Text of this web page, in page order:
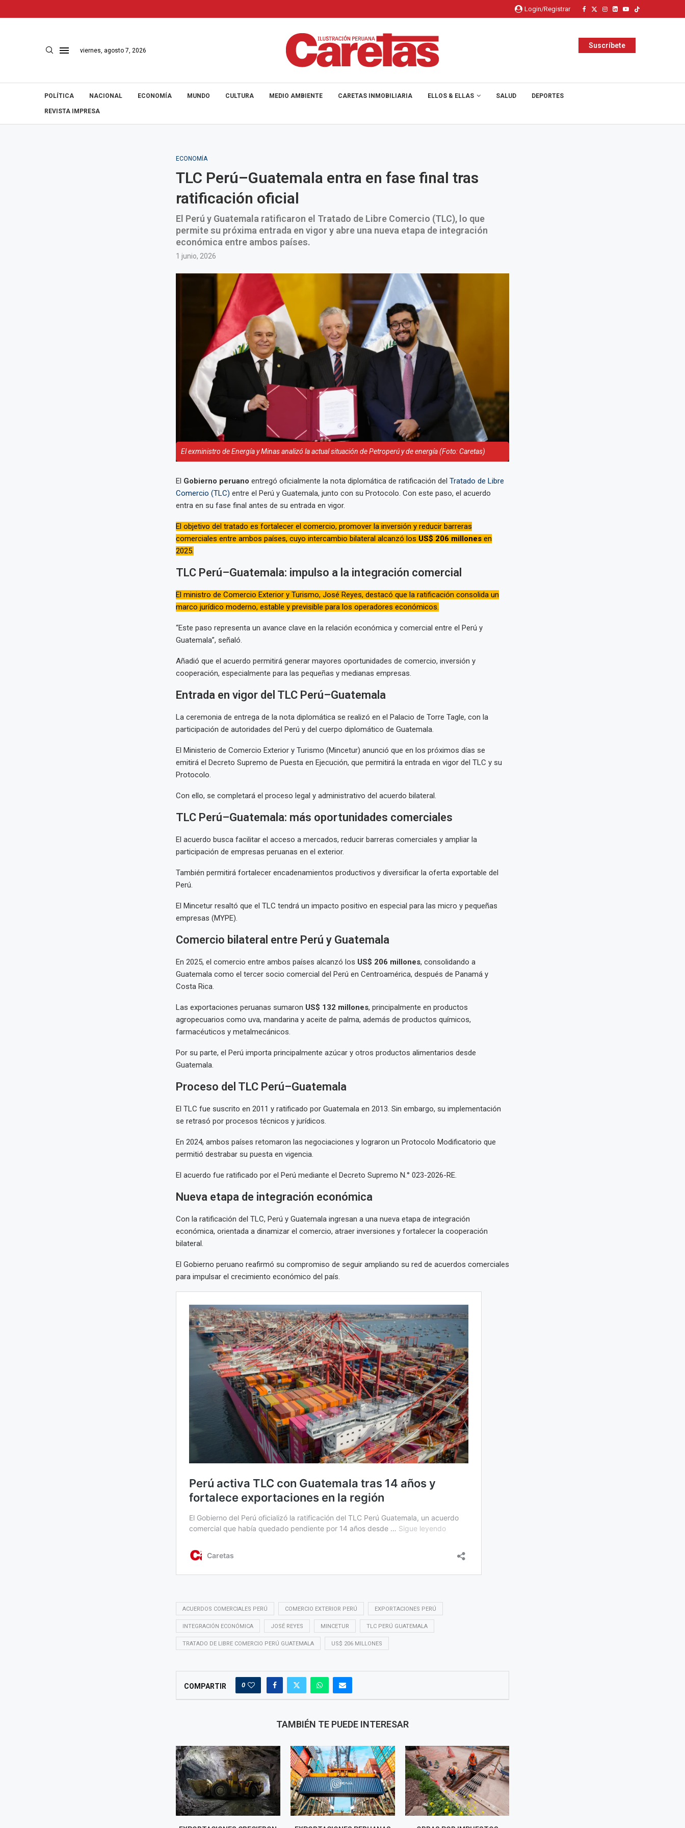
Login/Registrar
viernes, agosto 7, 2026
Suscríbete
POLÍTICA NACIONAL ECONOMÍA MUNDO CULTURA MEDIO AMBIENTE CARETAS INMOBILIARIA ELLOS & ELLAS SALUD DEPORTES
REVISTA IMPRESA
ECONOMÍA
TLC Perú–Guatemala entra en fase final tras
ratificación oficial
El Perú y Guatemala ratificaron el Tratado de Libre Comercio (TLC), lo que
permite su próxima entrada en vigor y abre una nueva etapa de integración
económica entre ambos países.
1 junio, 2026
El exministro de Energía y Minas analizó la actual situación de Petroperú y de energía (Foto: Caretas)
El Gobierno peruano entregó oficialmente la nota diplomática de ratificación del Tratado de Libre
Comercio (TLC) entre el Perú y Guatemala, junto con su Protocolo. Con este paso, el acuerdo
entra en su fase final antes de su entrada en vigor.
El objetivo del tratado es fortalecer el comercio, promover la inversión y reducir barreras
comerciales entre ambos países, cuyo intercambio bilateral alcanzó los US$ 206 millonesen
2025.
TLC Perú–Guatemala: impulso a la integración comercial
El ministro de Comercio Exterior y Turismo, José Reyes, destacó que la ratificación consolida un
marco jurídico moderno, estable y previsible para los operadores económicos.
“Este paso representa un avance clave en la relación económica y comercial entre el Perú y
Guatemala”, señaló.
Añadió que el acuerdo permitirá generar mayores oportunidades de comercio, inversión y
cooperación, especialmente para las pequeñas y medianas empresas.
Entrada en vigor del TLC Perú–Guatemala
La ceremonia de entrega de la nota diplomática se realizó en el Palacio de Torre Tagle, con la
participación de autoridades del Perú y del cuerpo diplomático de Guatemala.
El Ministerio de Comercio Exterior y Turismo (Mincetur) anunció que en los próximos días se
emitirá el Decreto Supremo de Puesta en Ejecución, que permitirá la entrada en vigor del TLC y su
Protocolo.
Con ello, se completará el proceso legal y administrativo del acuerdo bilateral.
TLC Perú–Guatemala: más oportunidades comerciales
El acuerdo busca facilitar el acceso a mercados, reducir barreras comerciales y ampliar la
participación de empresas peruanas en el exterior.
También permitirá fortalecer encadenamientos productivos y diversificar la oferta exportable del
Perú.
El Mincetur resaltó que el TLC tendrá un impacto positivo en especial para las micro y pequeñas
empresas (MYPE).
Comercio bilateral entre Perú y Guatemala
En 2025, el comercio entre ambos países alcanzó los US$ 206 millones, consolidando a
Guatemala como el tercer socio comercial del Perú en Centroamérica, después de Panamá y
Costa Rica.
Las exportaciones peruanas sumaron US$ 132 millones, principalmente en productos
agropecuarios como uva, mandarina y aceite de palma, además de productos químicos,
farmacéuticos y metalmecánicos.
Por su parte, el Perú importa principalmente azúcar y otros productos alimentarios desde
Guatemala.
Proceso del TLC Perú–Guatemala
El TLC fue suscrito en 2011 y ratificado por Guatemala en 2013. Sin embargo, su implementación
se retrasó por procesos técnicos y jurídicos.
En 2024, ambos países retomaron las negociaciones y lograron un Protocolo Modificatorio que
permitió destrabar su puesta en vigencia.
El acuerdo fue ratificado por el Perú mediante el Decreto Supremo N.° 023-2026-RE.
Nueva etapa de integración económica
Con la ratificación del TLC, Perú y Guatemala ingresan a una nueva etapa de integración
económica, orientada a dinamizar el comercio, atraer inversiones y fortalecer la cooperación
bilateral.
El Gobierno peruano reafirmó su compromiso de seguir ampliando su red de acuerdos comerciales
para impulsar el crecimiento económico del país.
ACUERDOS COMERCIALES PERÚ COMERCIO EXTERIOR PERÚ EXPORTACIONES PERÚ
INTEGRACIÓN ECONÓMICA JOSÉ REYES MINCETUR TLC PERÚ GUATEMALA
TRATADO DE LIBRE COMERCIO PERÚ GUATEMALA US$ 206 MILLONES
COMPARTIR 0
TAMBIÉN TE PUEDE INTERESAR